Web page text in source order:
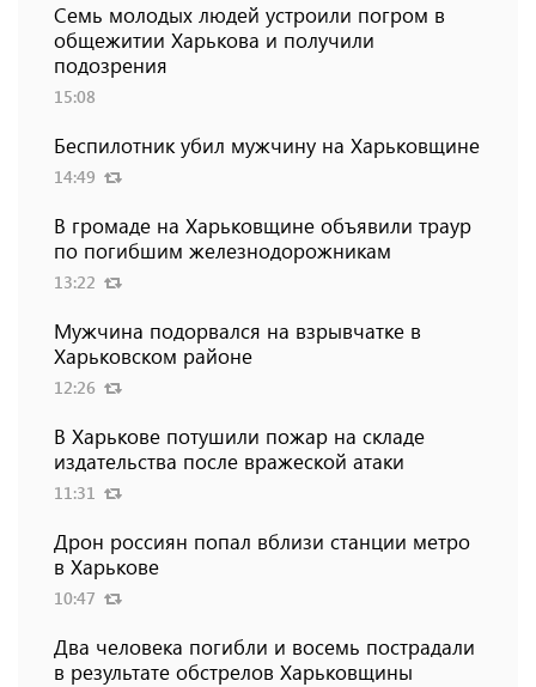
Семь молодых людей устроили погром в
общежитии Харькова и получили
подозрения
15:08
Беспилотник убил мужчину на Харьковщине
14:49
В громаде на Харьковщине объявили траур
по погибшим железнодорожникам
13:22
Мужчина подорвался на взрывчатке в
Харьковском районе
12:26
В Харькове потушили пожар на складе
издательства после вражеской атаки
11:31
Дрон россиян попал вблизи станции метро
в Харькове
10:47
Два человека погибли и восемь пострадали
в результате обстрелов Харьковщины